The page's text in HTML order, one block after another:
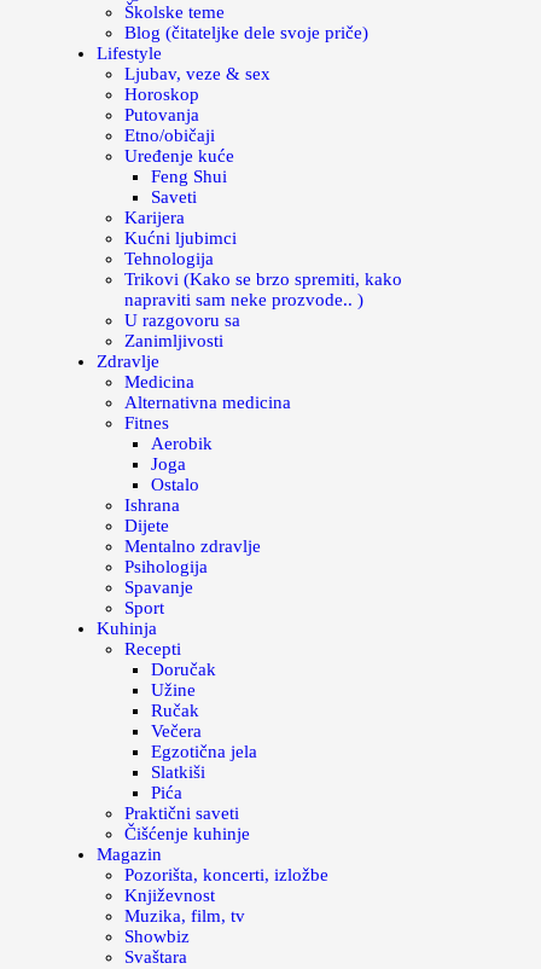
Školske teme
Blog (čitateljke dele svoje priče)
Lifestyle
Ljubav, veze & sex
Horoskop
Putovanja
Etno/običaji
Uređenje kuće
Feng Shui
Saveti
Karijera
Kućni ljubimci
Tehnologija
Trikovi (Kako se brzo spremiti, kako
napraviti sam neke prozvode.. )
U razgovoru sa
Zanimljivosti
Zdravlje
Medicina
Alternativna medicina
Fitnes
Aerobik
Joga
Ostalo
Ishrana
Dijete
Mentalno zdravlje
Psihologija
Spavanje
Sport
Kuhinja
Recepti
Doručak
Užine
Ručak
Večera
Egzotična jela
Slatkiši
Pića
Praktični saveti
Čišćenje kuhinje
Magazin
Pozorišta, koncerti, izložbe
Književnost
Muzika, film, tv
Showbiz
Svaštara